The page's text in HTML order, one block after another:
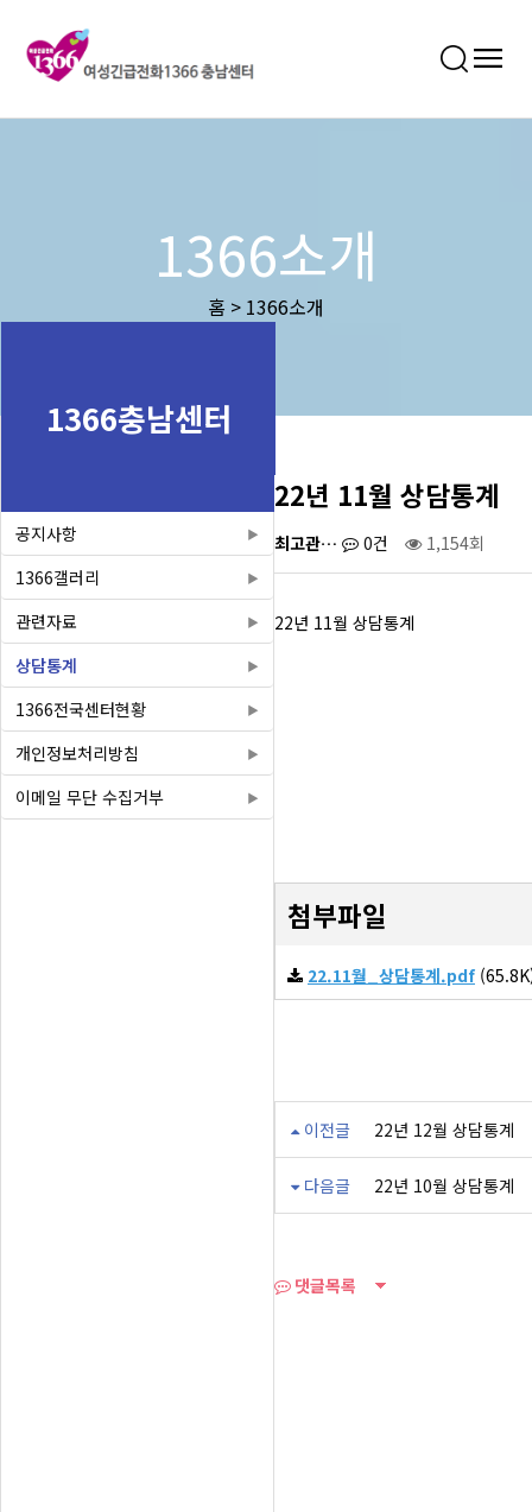
1366소개
홈 > 1366소개
1366충남센터
공지사항
1366갤러리
관련자료
상담통계
1366전국센터현황
개인정보처리방침
이메일 무단 수집거부
22년 11월 상담통계
최고관… 0건 1,154회
22년 11월 상담통계
첨부파일
22.11월_상담통계.pdf
이전글 22년 12월 상담통계
다음글 22년 10월 상담통계
댓글목록